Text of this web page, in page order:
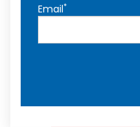
Email*